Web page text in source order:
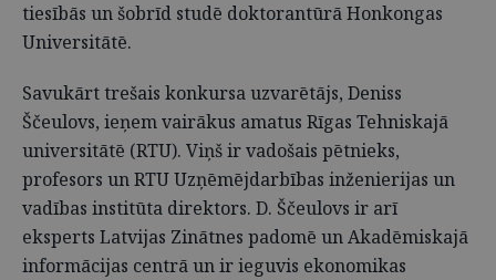
tiesībās un šobrīd studē doktorantūrā Honkongas
Universitātē.
Savukārt trešais konkursa uzvarētājs, Deniss
Ščeulovs, ieņem vairākus amatus Rīgas Tehniskajā
universitātē (RTU). Viņš ir vadošais pētnieks,
profesors un RTU Uzņēmējdarbības inženierijas un
vadības institūta direktors. D. Ščeulovs ir arī
eksperts Latvijas Zinātnes padomē un Akadēmiskajā
informācijas centrā un ir ieguvis ekonomikas